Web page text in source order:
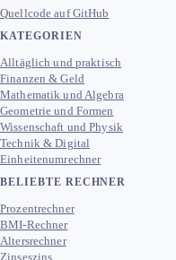
Quellcode auf GitHub
KATEGORIEN
Alltäglich und praktisch
Finanzen & Geld
Mathematik und Algebra
Geometrie und Formen
Wissenschaft und Physik
Technik & Digital
Einheitenumrechner
BELIEBTE RECHNER
Prozentrechner
BMI-Rechner
Altersrechner
Zinseszins